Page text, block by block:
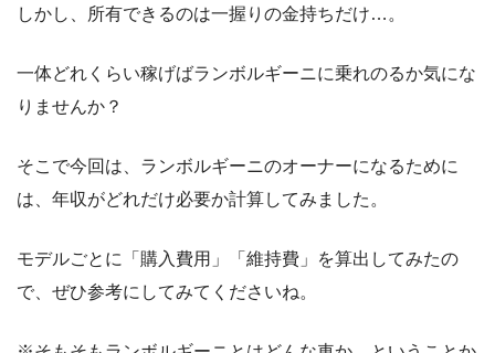
しかし、所有できるのは一握りの金持ちだけ…。
一体どれくらい稼げばランボルギーニに乗れのるか気にな
りませんか？
そこで今回は、ランボルギーニのオーナーになるために
は、年収がどれだけ必要か計算してみました。
モデルごとに「購入費用」「維持費」を算出してみたの
で、ぜひ参考にしてみてくださいね。